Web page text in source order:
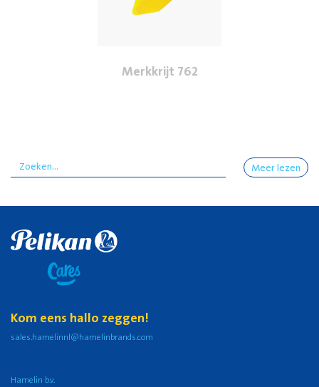
Merkkrijt 762
Meer lezen
Kom eens hallo zeggen!
sales.hamelinnl@hamelinbrands.com
Hamelin b.v.